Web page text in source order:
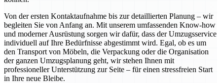
Von der ersten Kontaktaufnahme bis zur detaillierten Planung – wir
begleiten Sie von Anfang an. Mit unserem umfassenden Know-how
und moderner Ausrüstung sorgen wir dafür, dass der Umzugsservice
individuell auf Ihre Bedürfnisse abgestimmt wird. Egal, ob es um
den Transport von Möbeln, die Verpackung oder die Organisation
der ganzen Umzugsplanung geht, wir stehen Ihnen mit
professioneller Unterstützung zur Seite – für einen stressfreien Start
in Ihre neue Bleibe.